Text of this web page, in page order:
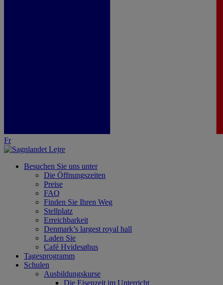
Fr
Besuchen Sie uns unter
Die Öffnungszeiten
Preise
FAQ
Finden Sie Ihren Weg
Stellplatz
Erreichbarkeit
Denmark’s largest royal hall
Laden Sie
Café Hvidesøhus
Tagesprogramm
Schulen
Ausbildungskurse
Die Eisenzeit im Unterricht